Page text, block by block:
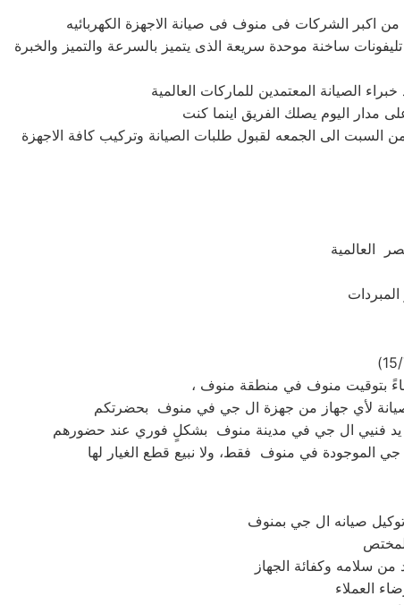
ساخنة موحدة سريعة الذى يتميز بالسرعة والتميز والخبرة
الى الجمعه لقبول طلبات الصيانة وتركيب كافة الاجهزة
العالمية
،
صيانه ال جي بمنوف
العملاء